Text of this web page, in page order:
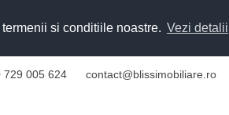
si conditiile noastre. Vezi detalii
729 005 624 contact@blissimobiliare.ro